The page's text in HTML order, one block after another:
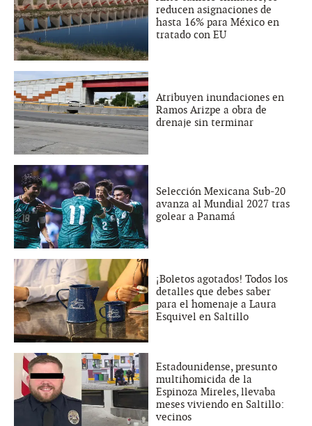
reducen asignaciones de
hasta 16% para México en
tratado con EU
Atribuyen inundaciones en
Ramos Arizpe a obra de
drenaje sin terminar
Selección Mexicana Sub-20
avanza al Mundial 2027 tras
golear a Panamá
¡Boletos agotados! Todos los
detalles que debes saber
para el homenaje a Laura
Esquivel en Saltillo
Estadounidense, presunto
multihomicida de la
Espinoza Mireles, llevaba
meses viviendo en Saltillo:
vecinos